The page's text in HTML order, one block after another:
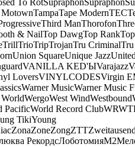
To RotSupraphonSupraphon
MotownTampaTape ModernTEC
Third ManThorofon
& NailTop DawgTop Rank
TrillTrioTripTrojanTru Criminal
Union SquareUnique JazzUnited
VANILLA KED'ЫVarajazz
LoversVINYLCODESVirgin
Warner MusicWarner Music
WergoWest WindWestbound
PacificWorld Record Club
TikiYoung
ZonaZoneZongZTT
РекордсЛоботомияМ2